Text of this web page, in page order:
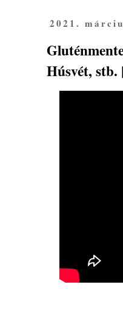
2021.
Húsvét,